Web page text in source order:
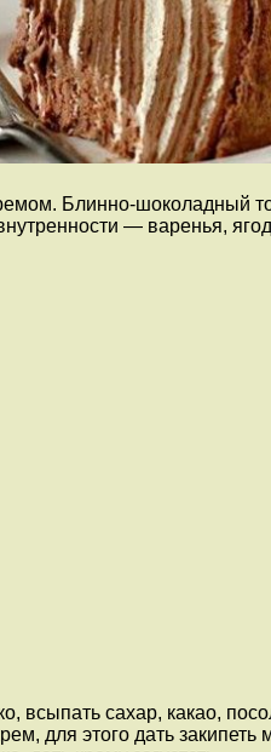
Блинно-шоколадный
— варенья,
всыпать сахар, какао,
для этого дать